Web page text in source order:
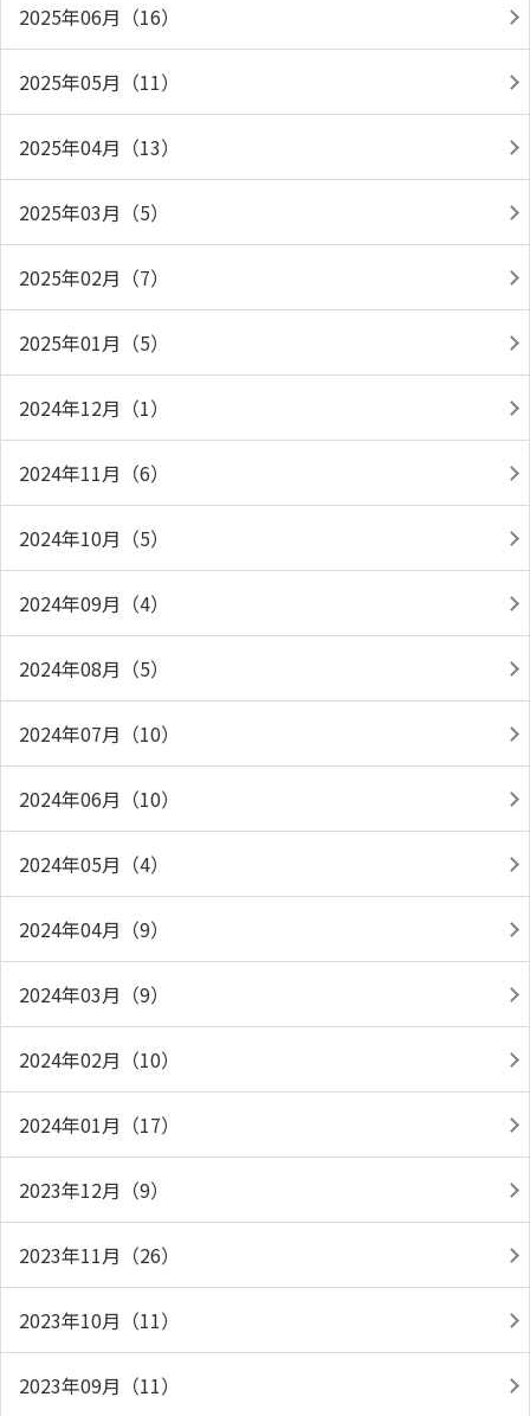
2025年06月（16）
2025年05月（11）
2025年04月（13）
2025年03月（5）
2025年02月（7）
2025年01月（5）
2024年12月（1）
2024年11月（6）
2024年10月（5）
2024年09月（4）
2024年08月（5）
2024年07月（10）
2024年06月（10）
2024年05月（4）
2024年04月（9）
2024年03月（9）
2024年02月（10）
2024年01月（17）
2023年12月（9）
2023年11月（26）
2023年10月（11）
2023年09月（11）